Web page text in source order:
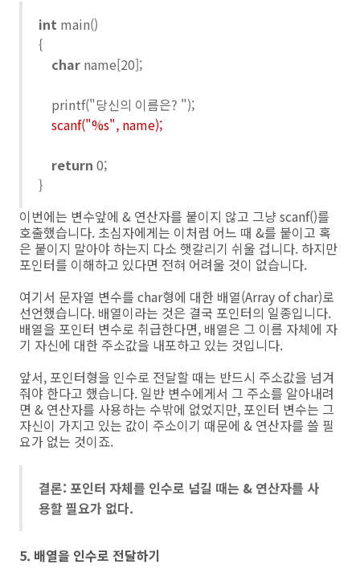
int main()
{
char name[20];
printf("당신의 이름은? ");
scanf("%s", name);
return 0;
}
이번에는 변수앞에 & 연산자를 붙이지 않고 그냥 scanf()를
호출했습니다. 초심자에게는 이처럼 어느 때 &를 붙이고 혹
은 붙이지 말아야 하는지 다소 햇갈리기 쉬울 겁니다. 하지만
포인터를 이해하고 있다면 전혀 어려울 것이 없습니다.
여기서 문자열 변수를 char형에 대한 배열(Array of char)로
선언했습니다. 배열이라는 것은 결국 포인터의 일종입니다.
배열을 포인터 변수로 취급한다면, 배열은 그 이름 자체에 자
기 자신에 대한 주소값을 내포하고 있는 것입니다.
앞서, 포인터형을 인수로 전달할 때는 반드시 주소값을 넘겨
줘야 한다고 했습니다. 일반 변수에게서 그 주소를 알아내려
면 & 연산자를 사용하는 수밖에 없었지만, 포인터 변수는 그
자신이 가지고 있는 값이 주소이기 때문에 & 연산자를 쓸 필
요가 없는 것이죠.
결론: 포인터 자체를 인수로 넘길 때는 & 연산자를 사
용할 필요가 없다.
5. 배열을 인수로 전달하기